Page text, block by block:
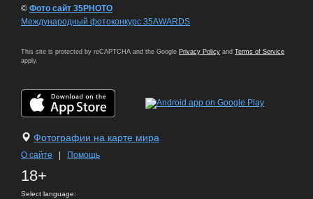
© Фото сайт 35PHOTO
Международный фотоконкурс 35AWARDS
This site is protected by reCAPTCHA and the Google Privacy Policy and Terms of Service
apply.
Фотографии на карте мира
О сайте Помощь
18+
Select language: